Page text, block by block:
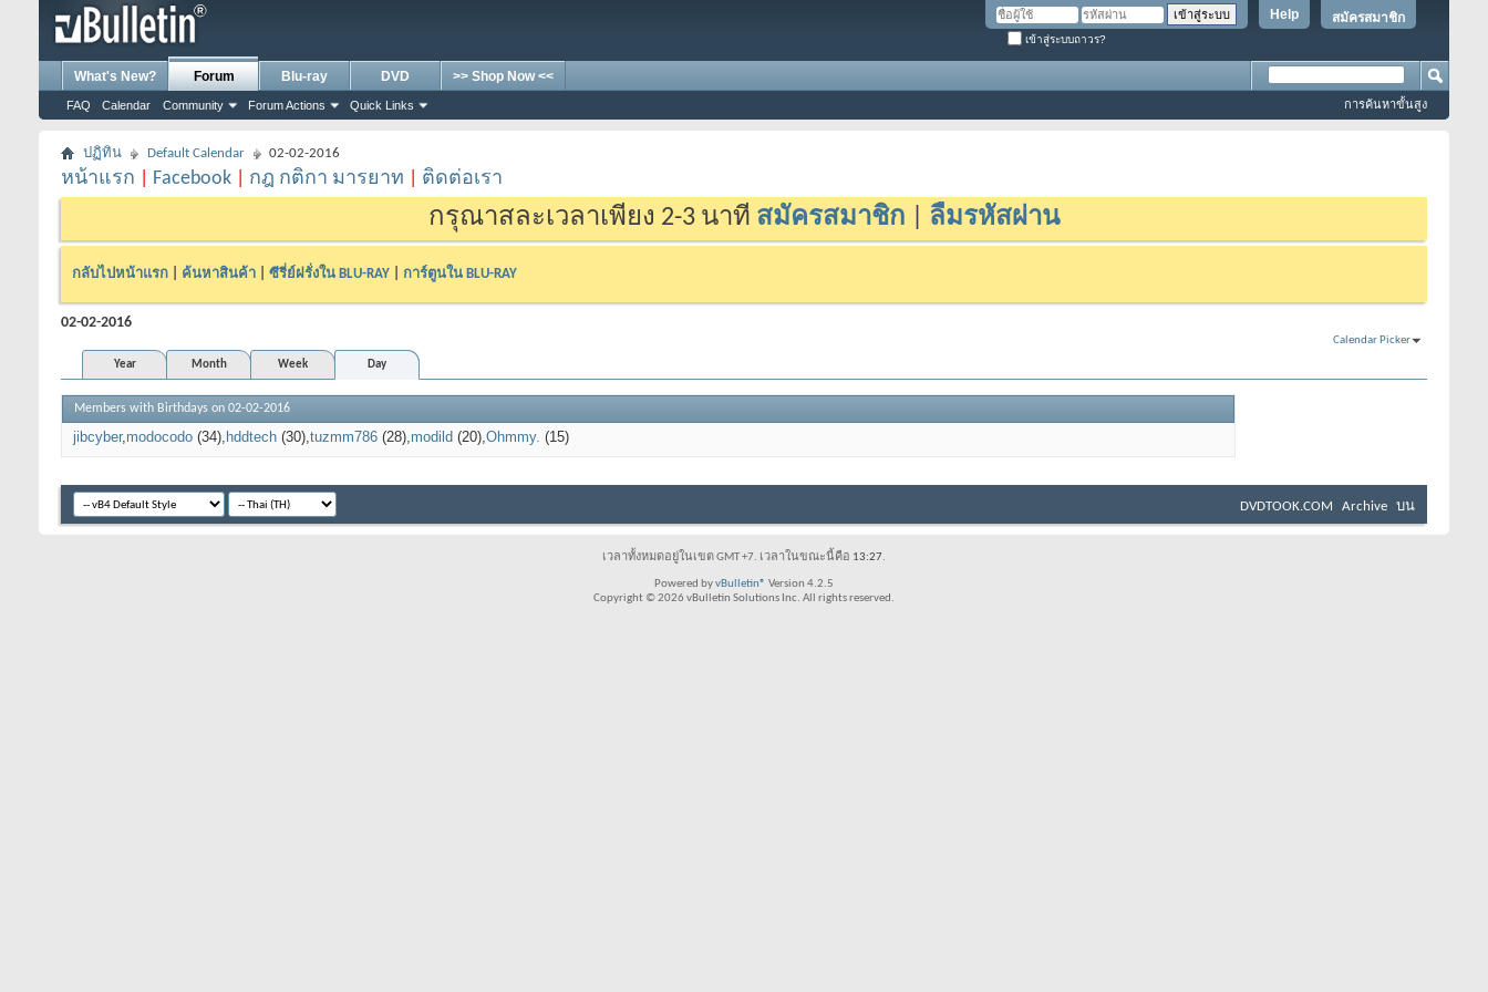
สมัครสมาชิก
Help
เข้าสู่ระบบถาวร?
What's New? Forum
FAQ Calendar Community Forum Actions Quick Links
Blu-ray DVD >> Shop Now <<
การค้นหาขั้นสูง
ปฏิทิน Default Calendar 02-02-2016
หน้าแรก Facebook กฎ กติกา มารยาท ติดต่อเรา
กรุณาสละเวลาเพียง 2-3 นาที สมัครสมาชิก ลืมรหัสผ่าน
กลับไปหน้าแรก ค้นหาสินค้า ซีรี่ย์ฝรั่งใน BLU-RAY การ์ตูนใน BLU-RAY
02-02-2016
Calendar Picker
Year
Month Week Day
Members with Birthdays on 02-02-2016
jibcyber modocodo (34) hddtech (30) tuzmm786 (28) modild (20) Ohmmy. (15)
DVDTOOK.COM Archive บน
เวลาทั้งหมดอยู่ในเขต GMT +7. เวลาในขณะนี้คือ 13:27.
Powered byvBulletin® Version 4.2.5
Copyright © 2026 vBulletin Solutions Inc. All rights reserved.